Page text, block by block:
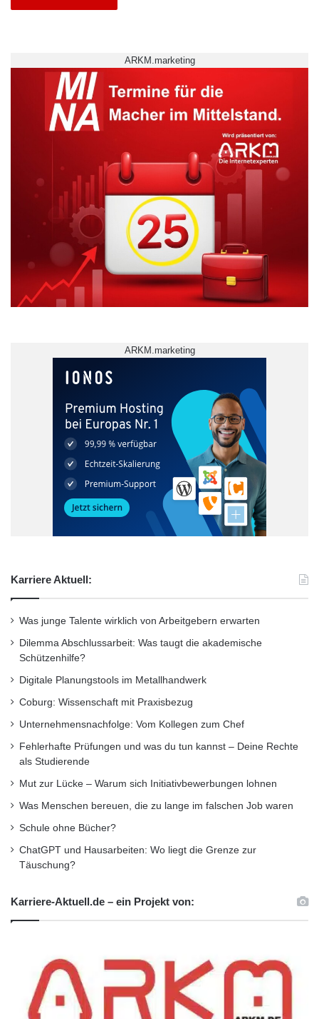
ARKM.marketing
ARKM.marketing
Karriere Aktuell:
Was junge Talente wirklich von Arbeitgebern erwarten
Dilemma Abschlussarbeit: Was taugt die akademische
Schützenhilfe?
Digitale Planungstools im Metallhandwerk
Coburg: Wissenschaft mit Praxisbezug
Unternehmensnachfolge: Vom Kollegen zum Chef
Fehlerhafte Prüfungen und was du tun kannst – Deine Rechte
als Studierende
Mut zur Lücke – Warum sich Initiativbewerbungen lohnen
Was Menschen bereuen, die zu lange im falschen Job waren
Schule ohne Bücher?
ChatGPT und Hausarbeiten: Wo liegt die Grenze zur
Täuschung?
Karriere-Aktuell.de – ein Projekt von: